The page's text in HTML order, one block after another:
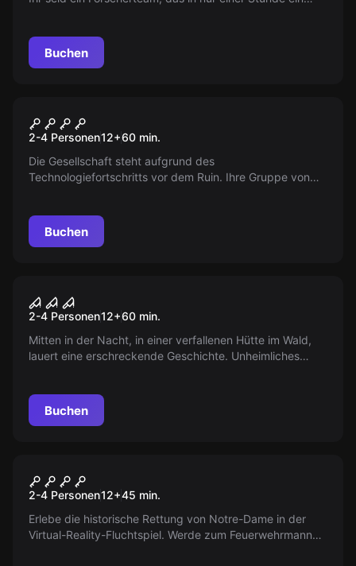
Buchen
Cyberpunk
2-4 Personen12+60 min.
Die Gesellschaft steht aufgrund des
Technologiefortschritts vor dem Ruin. Ihre Gruppe von
stehlen. Schaffen Sie es, unbeobachtet einzudringen?
Buchen
Teil 2 - House Of Fear
2-4 Personen12+60 min.
Mitten in der Nacht, in einer verfallenen Hütte im Wald,
lauert eine erschreckende Geschichte. Unheimliches
Buchen
Save Notre-Dame On Fire
2-4 Personen12+45 min.
Erlebe die historische Rettung von Notre-Dame in der
Virtual-Reality-Fluchtspiel. Werde zum Feuerwehrmann